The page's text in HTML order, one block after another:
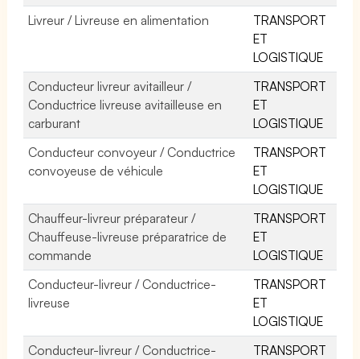
Livreur / Livreuse en alimentation
TRANSPORT
ET
LOGISTIQUE
Conducteur livreur avitailleur /
Conductrice livreuse avitailleuse en
carburant
TRANSPORT
ET
LOGISTIQUE
Conducteur convoyeur / Conductrice
convoyeuse de véhicule
TRANSPORT
ET
LOGISTIQUE
Chauffeur-livreur préparateur /
Chauffeuse-livreuse préparatrice de
commande
TRANSPORT
ET
LOGISTIQUE
Conducteur-livreur / Conductrice-
livreuse
TRANSPORT
ET
LOGISTIQUE
Conducteur-livreur / Conductrice-
TRANSPORT